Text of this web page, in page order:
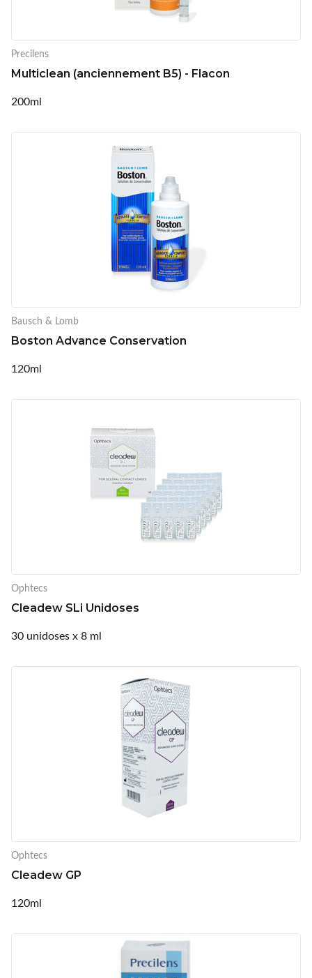
Precilens
Multiclean (anciennement B5) - Flacon
200ml
Bausch & Lomb
Boston Advance Conservation
120ml
Ophtecs
Cleadew SLi Unidoses
30 unidoses x 8 ml
Ophtecs
Cleadew GP
120ml